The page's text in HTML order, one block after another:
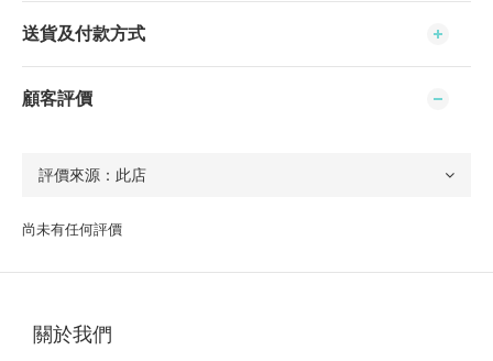
送貨及付款方式
顧客評價
尚未有任何評價
關於我們